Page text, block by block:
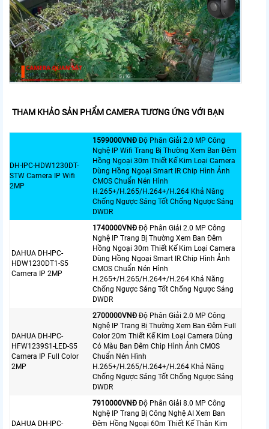
THAM KHẢO SẢN PHẨM CAMERA TƯƠNG ỨNG VỚI BẠN
DH-IPC-HDW1230DT-
STW Camera IP Wifi
2MP
1599000VNÐ Độ Phân Giải 2.0 MP Công
Nghệ IP Wifi Trang Bị Thường Xem Ban Đêm
Hồng Ngoại 30m Thiết Kế Kim Loại Camera
Dùng Hồng Ngoại Smart IR Chip Hình Ảnh
CMOS Chuẩn Nén Hình
H.265+/H.265/H.264+/H.264 Khả Năng
Chống Ngược Sáng Tốt Chống Ngược Sáng
DWDR
DAHUA DH-IPC-
HDW1230DT1-S5
Camera IP 2MP
1740000VNÐ Độ Phân Giải 2.0 MP Công
Nghệ IP Trang Bị Thường Xem Ban Đêm
Hồng Ngoại 30m Thiết Kế Kim Loại Camera
Dùng Hồng Ngoại Smart IR Chip Hình Ảnh
CMOS Chuẩn Nén Hình
H.265+/H.265/H.264+/H.264 Khả Năng
Chống Ngược Sáng Tốt Chống Ngược Sáng
DWDR
DAHUA DH-IPC-
HFW1239S1-LED-S5
Camera IP Full Color
2MP
2700000VNÐ Độ Phân Giải 2.0 MP Công
Nghệ IP Trang Bị Thường Xem Ban Đêm Full
Color 20m Thiết Kế Kim Loại Camera Dùng
Có Màu Ban Đêm Chip Hình Ảnh CMOS
Chuẩn Nén Hình
H.265+/H.265/H.264+/H.264 Khả Năng
Chống Ngược Sáng Tốt Chống Ngược Sáng
DWDR
DAHUA DH-IPC-
7910000VNÐ Độ Phân Giải 8.0 MP Công
Nghệ IP Trang Bị Công Nghệ AI Xem Ban
Đêm Hồng Ngoại 60m Thiết Kế Thân Kim